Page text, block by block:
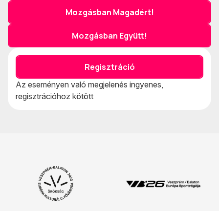
Mozgásban Magadért!
Mozgásban Együtt!
Regisztráció
Az eseményen való megjelenés ingyenes,
regisztrációhoz kötött